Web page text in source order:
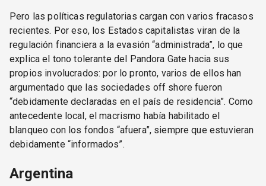
Pero las políticas regulatorias cargan con varios fracasos
recientes. Por eso, los Estados capitalistas viran de la
regulación financiera a la evasión “administrada”, lo que
explica el tono tolerante del Pandora Gate hacia sus
propios involucrados: por lo pronto, varios de ellos han
argumentado que las sociedades off shore fueron
“debidamente declaradas en el país de residencia”. Como
antecedente local, el macrismo había habilitado el
blanqueo con los fondos “afuera”, siempre que estuvieran
debidamente “informados”.
Argentina